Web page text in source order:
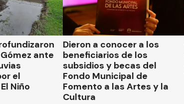
ante
el
Niño
Dieron a conocer a los
beneficiarios de los
subsidios y becas del
Fondo Municipal de
Fomento a las Artes y la
Cultura